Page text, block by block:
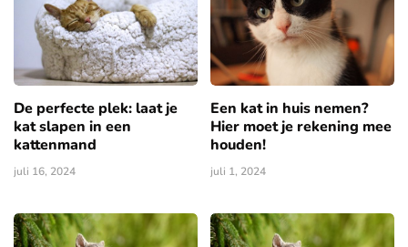
De perfecte plek: laat je
kat slapen in een
kattenmand
juli 16, 2024
Een kat in huis nemen?
Hier moet je rekening mee
houden!
juli 1, 2024